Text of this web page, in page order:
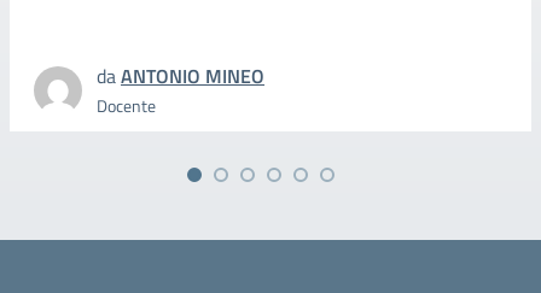
daANTONIO MINEO
Docente